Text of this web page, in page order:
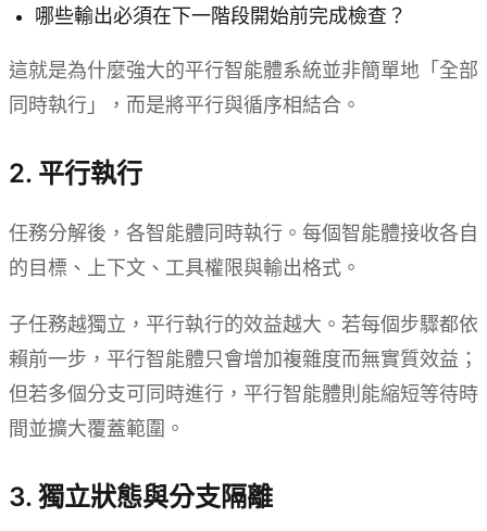
哪些輸出必須在下一階段開始前完成檢查？
這就是為什麼強大的平行智能體系統並非簡單地「全部
同時執行」，而是將平行與循序相結合。
2. 平行執行
任務分解後，各智能體同時執行。每個智能體接收各自
的目標、上下文、工具權限與輸出格式。
子任務越獨立，平行執行的效益越大。若每個步驟都依
賴前一步，平行智能體只會增加複雜度而無實質效益；
但若多個分支可同時進行，平行智能體則能縮短等待時
間並擴大覆蓋範圍。
3. 獨立狀態與分支隔離